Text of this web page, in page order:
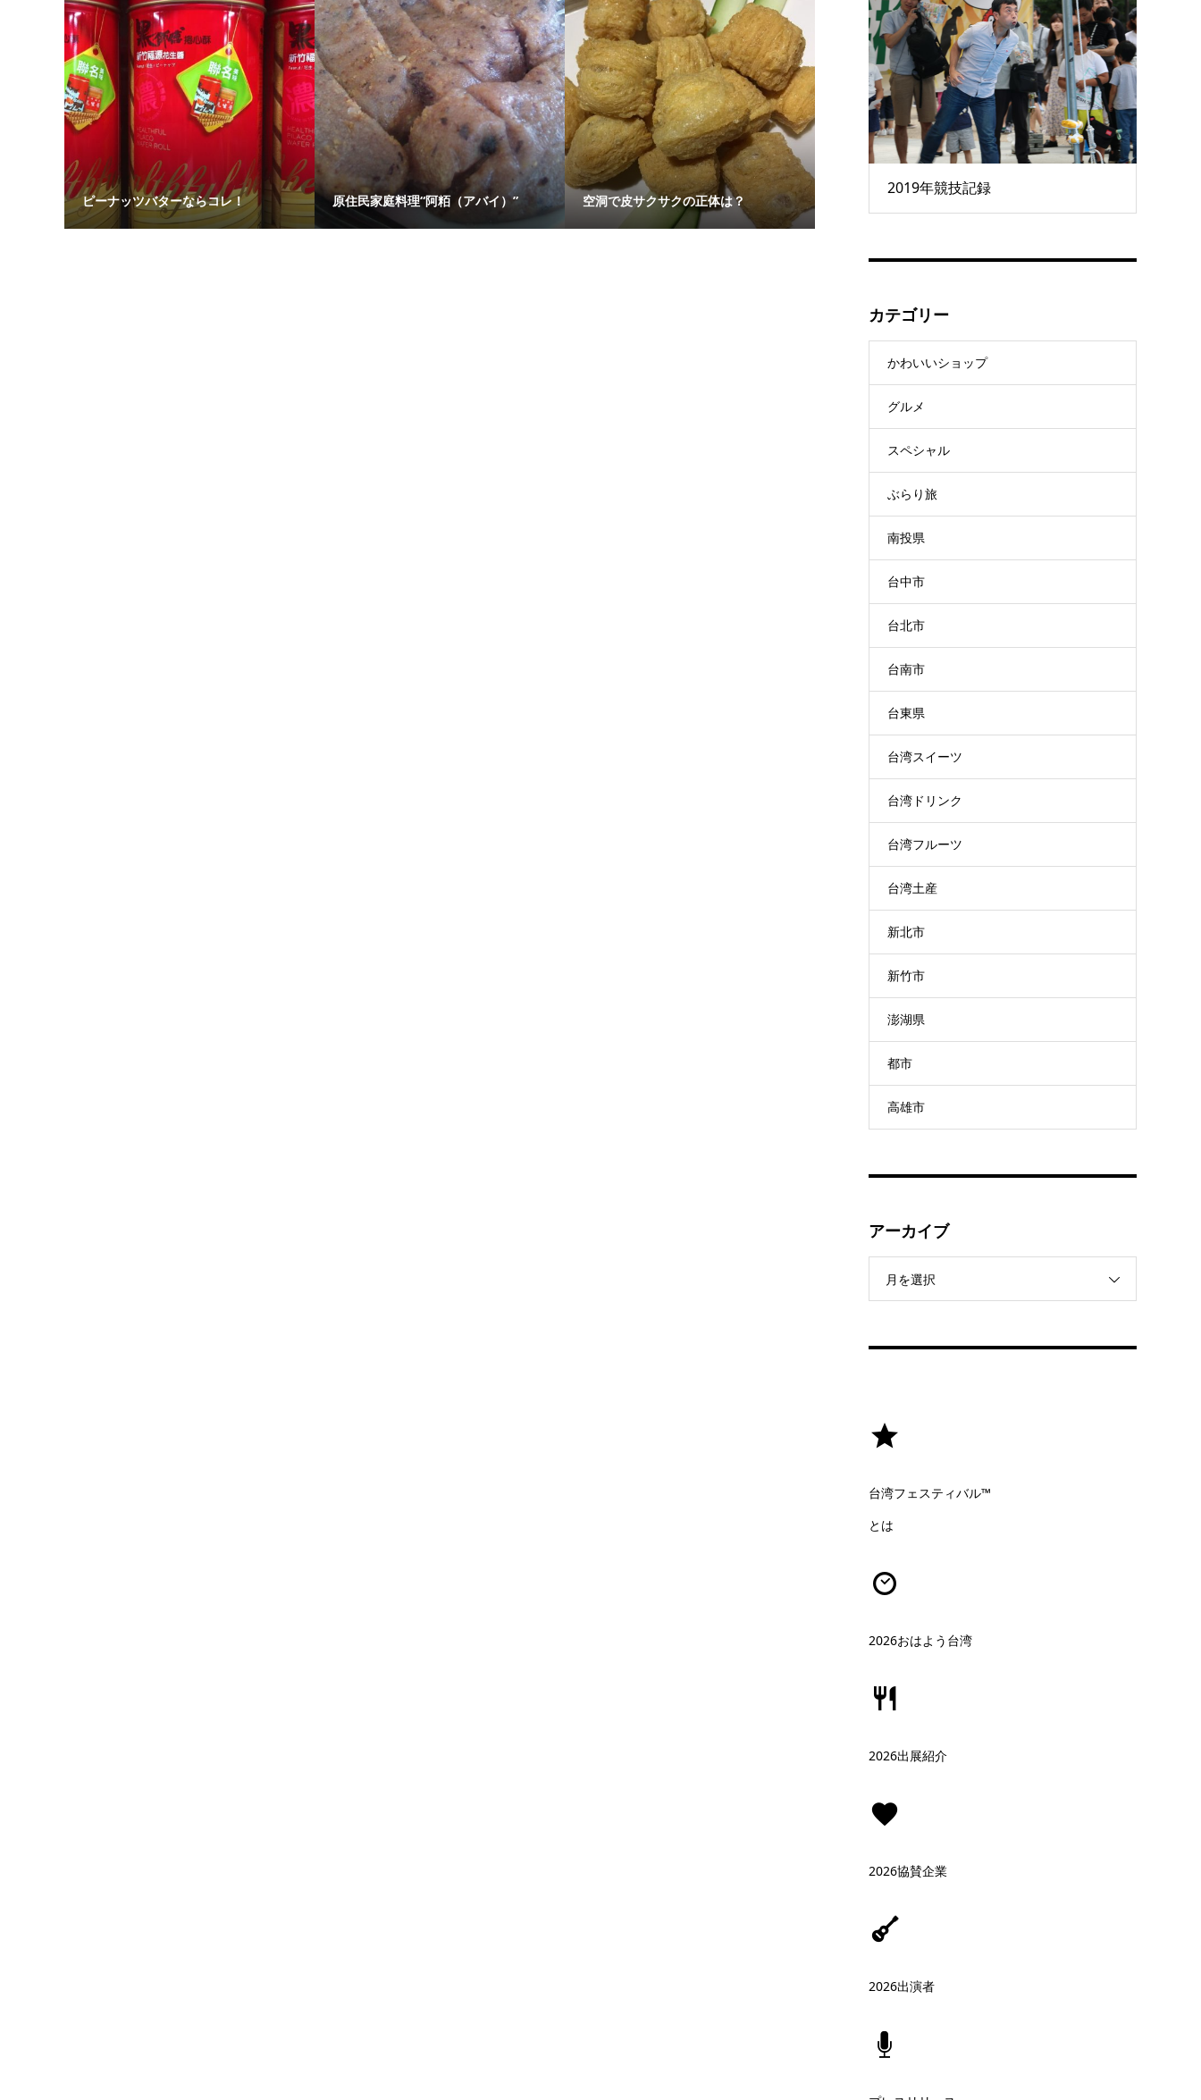
ピーナッツバターならコレ！ 原住民家庭料理“阿粨（アバイ）” 空洞で皮サクサクの正体は？
2019年競技記録
カテゴリー
かわいいショップ
グルメ
スペシャル
ぶらり旅
南投県
台中市
台北市
台南市
台東県
台湾スイーツ
台湾ドリンク
台湾フルーツ
台湾土産
新北市
新竹市
澎湖県
都市
高雄市
アーカイブ
月を選択
台湾フェスティバル™
とは
2026おはよう台湾
2026出展紹介
2026協賛企業
2026出演者